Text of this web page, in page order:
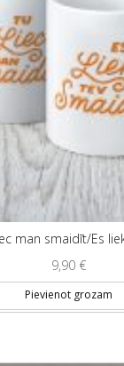
man smaidīt/Es
9,90 €
Pievienot grozam